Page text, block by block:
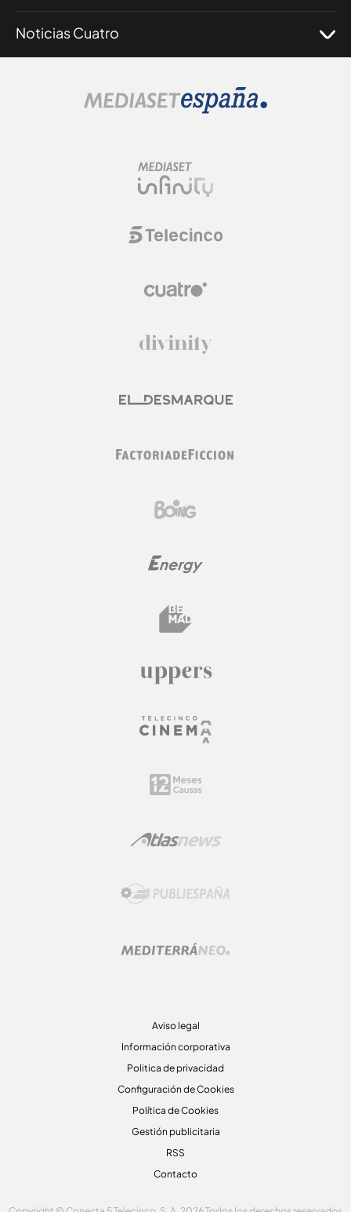
Noticias Cuatro
Aviso legal
Información corporativa
Politica de privacidad
Configuración de Cookies
Política de Cookies
Gestión publicitaria
RSS
Contacto